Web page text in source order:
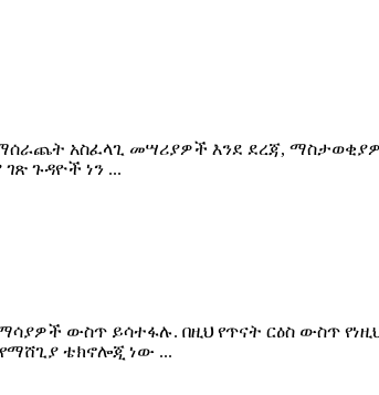
አስፈላጊ መሣሪያዎች እንደ ደረጃ,
ጉዳዮች ነን ...
ውስጥ ይሳተፋሉ. በዚህ የጥናት ርዕስ ውስጥ
ቴክኖሎጂ ነው ...